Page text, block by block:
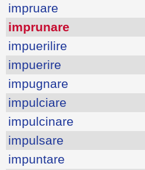
impruare
imprunare
impuerilire
impuerire
impugnare
impulciare
impulcinare
impulsare
impuntare